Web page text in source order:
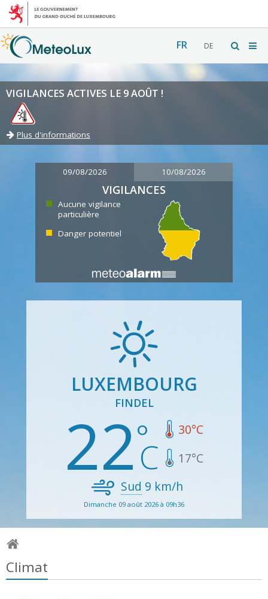
FR DE
VIGILANCES ACTIVES LE 9 AOÛT !
Plus d'informations
09/08/2026 10/08/2026
VIGILANCES
Aucune vigilance
particulière
Danger potentiel
LUXEMBOURG
FINDEL
22 30°C
17°C
Sud 9 km/h
Dimanche 09 août 2026 à 09h36
Climat